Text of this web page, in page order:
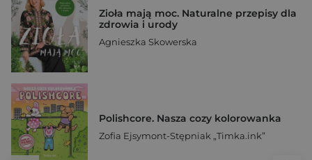
Zioła mają moc. Naturalne przepisy dla
zdrowia i urody
Agnieszka Skowerska
Polishcore. Nasza cozy kolorowanka
Zofia Ejsymont-Stępniak „Timka.ink”